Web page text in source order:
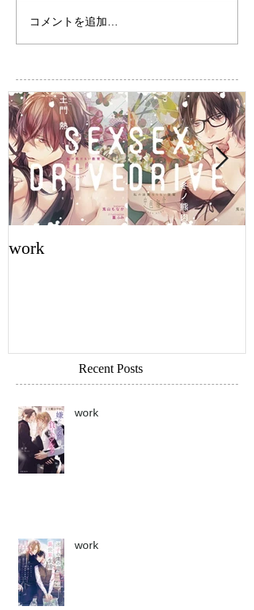
コメントを追加…
work
Recent Posts
work
work